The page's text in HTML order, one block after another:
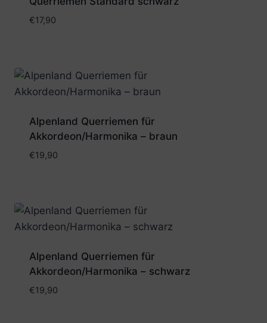
€17,90
Alpenland Querriemen für
Akkordeon/Harmonika – braun
€19,90
Alpenland Querriemen für
Akkordeon/Harmonika – schwarz
€19,90